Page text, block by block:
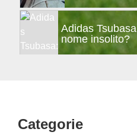
Adidas
nome insolito?
Footer
Categorie